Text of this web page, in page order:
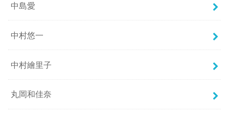
中島愛
中村悠一
中村繪里子
丸岡和佳奈